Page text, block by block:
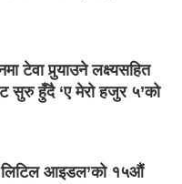
टेवा पुर्‍याउने लक्ष्यसहित
सुरु हुँदै ‘ए मेरो हजुर ५’को
लिटिल आइडल’को १५औं